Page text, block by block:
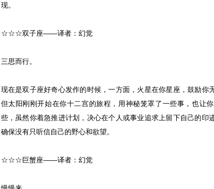
现。
☆☆☆双子座——译者：幻觉
三思而行。
现在是双子座好奇心发作的时候，一方面，火星在你星座，鼓励你
但太阳刚刚开始在你十二宫的旅程，用神秘笼罩了一些事，也让
些，虽然你着急推进计划，决心在个人或事业追求上留下自己的印
确保没有只听信自己的野心和欲望。
☆☆☆巨蟹座——译者：幻觉